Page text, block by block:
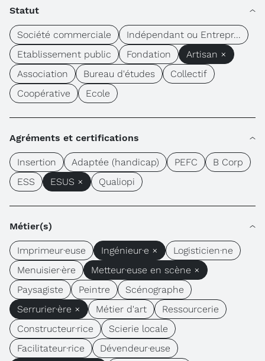
Statut
Société commerciale
Indépendant ou Entrepr...
Etablissement public
Fondation
Artisan ×
Association
Bureau d'études
Collectif
Coopérative
Ecole
Agréments et certifications
Insertion Adaptée (handicap) PEFC
B Corp
ESS
ESUS × Qualiopi
Métier(s)
Imprimeur·euse Ingénieur·e ×
Logisticien·ne
Menuisier·ère
Metteur·euse en scène ×
Paysagiste
Peintre
Scénographe
Serrurier·ère ×
Métier d'art
Ressourcerie
Constructeur·rice
Scierie locale
Facilitateur·rice
Dévendeur·euse